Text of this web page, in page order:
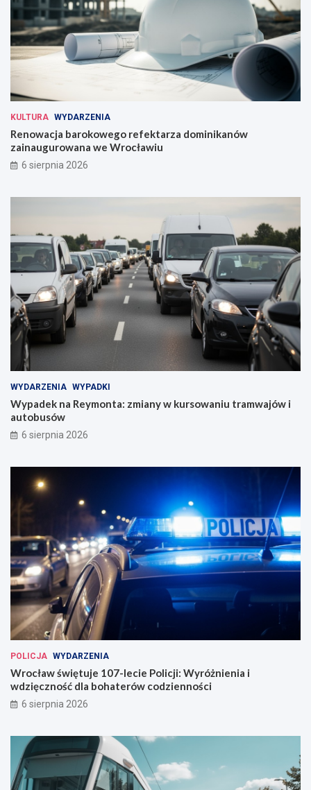
KULTURA WYDARZENIA
Renowacja barokowego refektarza dominikanów
zainaugurowana we Wrocławiu
6 sierpnia 2026
WYDARZENIA WYPADKI
Wypadek na Reymonta: zmiany w kursowaniu tramwajów i
autobusów
6 sierpnia 2026
POLICJA WYDARZENIA
Wrocław świętuje 107-lecie Policji: Wyróżnienia i
wdzięczność dla bohaterów codzienności
6 sierpnia 2026